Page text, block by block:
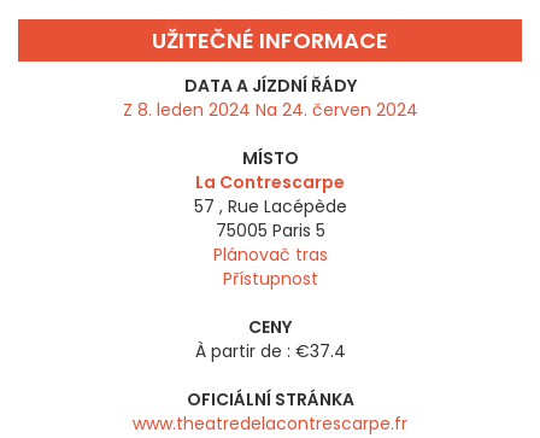
UŽITEČNÉ INFORMACE
DATA A JÍZDNÍ ŘÁDY
Z 8. leden 2024 Na 24. červen 2024
MÍSTO
La Contrescarpe
57 , Rue Lacépède
75005 Paris 5
Plánovač tras
Přístupnost
CENY
À partir de : €37.4
OFICIÁLNÍ STRÁNKA
www.theatredelacontrescarpe.fr